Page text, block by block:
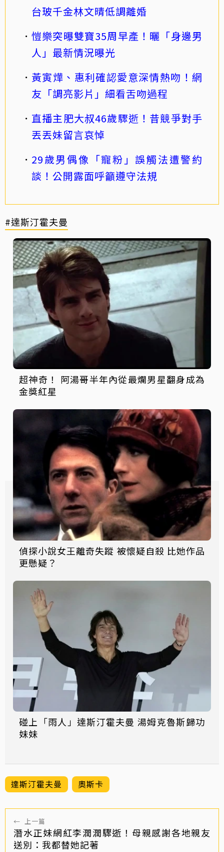
台玻千金林文晴低調離婚
愷樂突曝雙寶35周早產！曬「身邊男
人」最新情況曝光
黃寅燁、惠利確認愛意深情熱吻！網
友「調亮影片」細看舌吻過程
直播主肥大叔46歲驟逝！昔競爭對手
丟丟妹留言哀悼
29歲男偶像「寵粉」誤觸法遭警約
談！公開露面呼籲遵守法規
#達斯汀霍夫曼
超神奇！ 阿湯哥半年內從最爛男星翻身成為
金獎紅星
偵探小說女王離奇失蹤 被懷疑自殺 比她作品
更懸疑？
碰上「雨人」達斯汀霍夫曼 湯姆克魯斯歸功
妹妹
達斯汀霍夫曼 奧斯卡
← 上一篇
潛水正妹網紅李潤潤驟逝！母親感謝各地親友
送別：我都替她記著